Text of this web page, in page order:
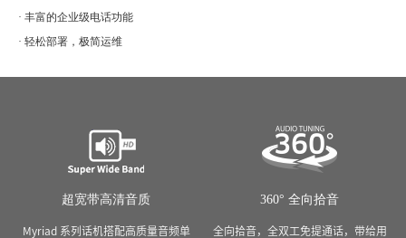
· 丰富的企业级电话功能
· 轻松部署，极简运维
超宽带高清音质
Myriad 系列话机搭配高质量音频单
360° 全向拾音
全向拾音，全双工免提通话，带给用